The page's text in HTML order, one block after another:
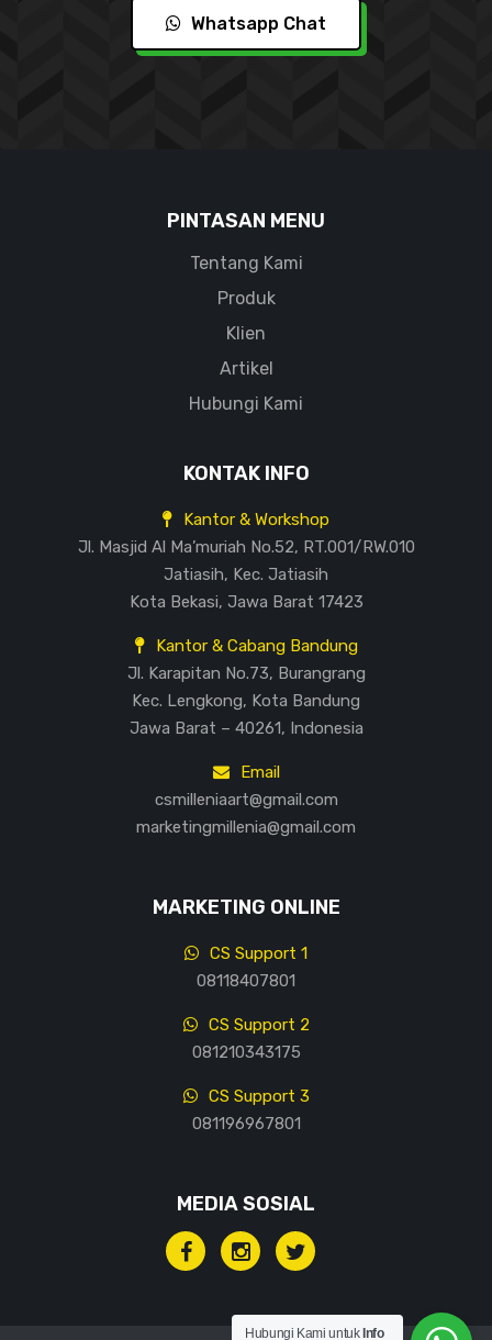
Whatsapp Chat
PINTASAN MENU
Tentang Kami
Produk
Klien
Artikel
Hubungi Kami
KONTAK INFO
Kantor & Workshop
Jl. Masjid Al Ma’muriah No.52, RT.001/RW.010
Jatiasih, Kec. Jatiasih
Kota Bekasi, Jawa Barat 17423
Kantor & Cabang Bandung
Jl. Karapitan No.73, Burangrang
Kec. Lengkong, Kota Bandung
Jawa Barat – 40261, Indonesia
Email
csmilleniaart@gmail.com
marketingmillenia@gmail.com
MARKETING ONLINE
CS Support 1
08118407801
CS Support 2
081210343175
CS Support 3
081196967801
MEDIA SOSIAL
Hubungi Kami untuk Info